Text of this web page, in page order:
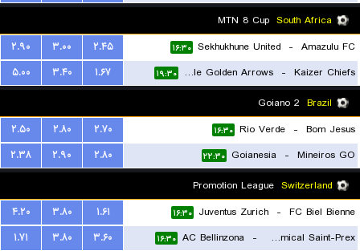
۱۶:۳۰ South Africa
Amazulu FC
-
Sekhukhune United ۱۶:۳۰ ۲.۴۵ ۳.۰۰
۲.۹۰
Kaizer Chiefs
-
Lamontville Golden Arrows ۱۹:۳۰ ۱.۶۷ ۳.۴۰
۵.۰۰
Brazil
Bom Jesus
-
Rio Verde ۱۶:۳۰ ۲.۷۰ ۲.۸۰
۲.۵۰
Mineiros GO
-
Goianesia ۲۲:۳۰ ۲.۸۰ ۲.۹۰
۲.۳۸
Switzerland
FC Biel Bienne
-
Juventus Zurich ۱۶:۳۰ ۱.۶۱ ۳.۸۰
۴.۲۰
FC Amical Saint-Prex
-
AC Bellinzona ۱۶:۳۰ ۳.۶۰ ۳.۸۰
۱.۷۱